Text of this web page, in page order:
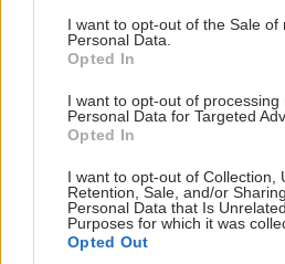
consent section.
I want to opt-out of the Sale of
Personal Data.
Opted In
I want to opt-out of processing
Personal Data for Targeted
Opted In
I want to opt-out of Collection,
Retention, Sale, and/or
Personal Data that Is
Purposes for which it was
Opted Out